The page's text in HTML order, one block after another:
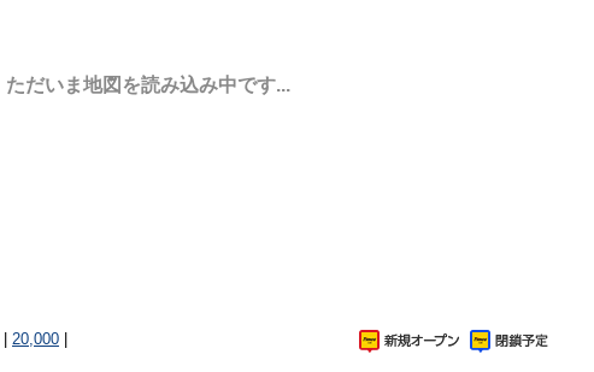
ただいま地図を読み込み中です...
20,000